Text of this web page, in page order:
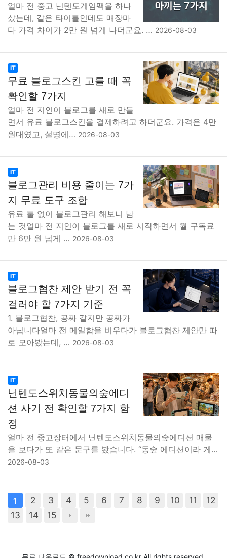
얼마 전 중고 닌텐도게임팩을 하나
샀는데, 같은 타이틀인데도 매장마
다 가격 차이가 2만 원 넘게 나더군요. … 2026-08-03
IT
무료 블로그스킨 고를 때 꼭
확인할 7가지
얼마 전 지인이 블로그를 새로 만들
면서 유료 블로그스킨을 결제하려고 하더군요. 가격은 4만
원대였고, 설명에… 2026-08-03
IT
블로그관리 비용 줄이는 7가
지 무료 도구 조합
유료 툴 없이 블로그관리 해보니 남
는 것얼마 전 지인이 블로그를 새로 시작하면서 월 구독료
만 6만 원 넘게 … 2026-08-03
IT
블로그협찬 제안 받기 전 꼭
걸러야 할 7가지 기준
1. 블로그협찬, 공짜 같지만 공짜가
아닙니다얼마 전 메일함을 비우다가 블로그협찬 제안만 따
로 모아봤는데, … 2026-08-03
IT
닌텐도스위치동물의숲에디
션 사기 전 확인할 7가지 함
정
얼마 전 중고장터에서 닌텐도스위치동물의숲에디션 매물
을 보다가 또 같은 문구를 봤습니다. “동숲 에디션이라 게…
2026-08-03
1 2 3 4 5 6 7 8 9 10 11
12
13
14 15